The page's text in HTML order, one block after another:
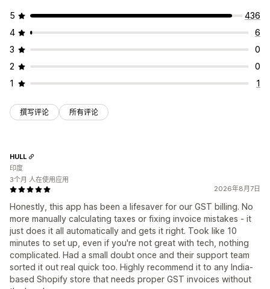
5
436
4
6
3
0
2
0
1
1
撰写评论 所有评论
2026年8月7日
Honestly, this app has been a lifesaver for our GST billing. No
more manually calculating taxes or fixing invoice mistakes - it
just does it all automatically and gets it right. Took like 10
minutes to set up, even if you're not great with tech, nothing
complicated. Had a small doubt once and their support team
sorted it out real quick too. Highly recommend it to any India-
based Shopify store that needs proper GST invoices without
HULL
印度
3个月 人在使用应用